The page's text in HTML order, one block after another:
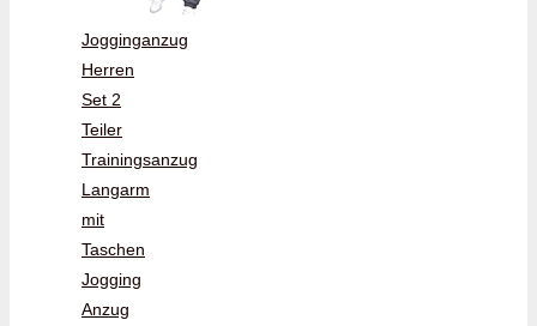
Jogginganzug
Herren
Set 2
Teiler
Trainingsanzug
Langarm
mit
Taschen
Jogging
Anzug